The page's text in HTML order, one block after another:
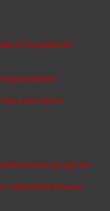
в Российской
доступа к
ресурсов
образовательных